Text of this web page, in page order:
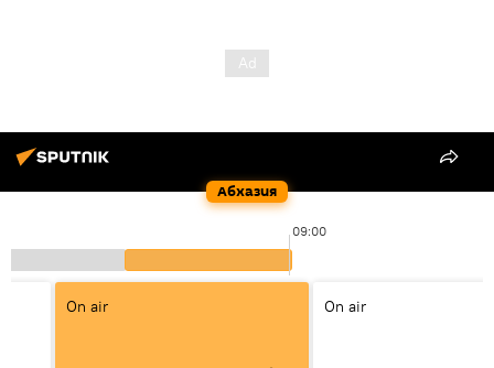
Абхазия
09:00
On air On air